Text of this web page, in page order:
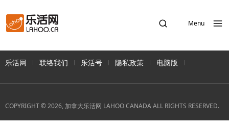
Menu
乐活网 联络我们 乐活号 隐私政策 电脑版
COPYRIGHT © 2026, 加拿大乐活网 LAHOO CANADA ALL RIGHTS RESERVED.